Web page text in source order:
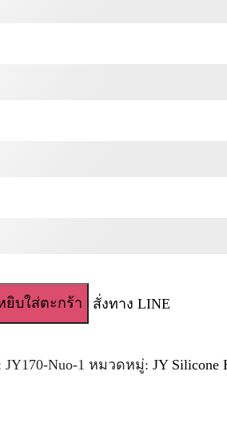
ยิบใส่ตะกร้า สั่งทาง LINE
JY170-Nuo-1 หมวดหมู่: JY Silicone